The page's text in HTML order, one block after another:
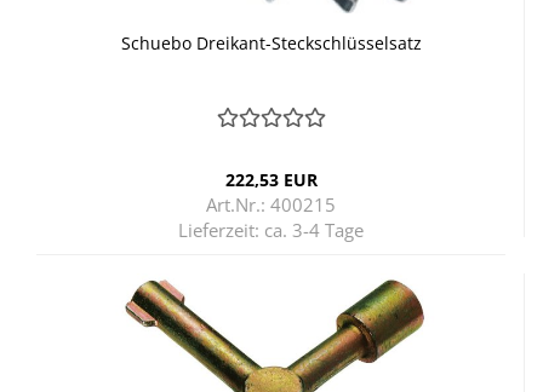
Schu­e­bo Dreikant-​​Steck­schlüs­sel­satz
222,53 EUR
Art.Nr.: 400215
Lieferzeit: ca. 3-4 Tage